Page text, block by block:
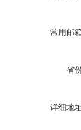
常用邮
省
详细地